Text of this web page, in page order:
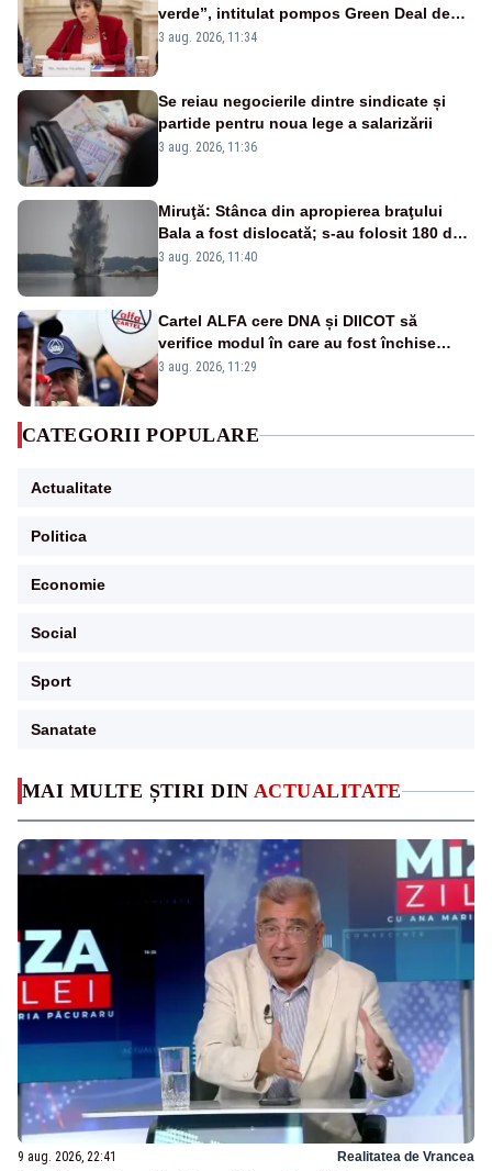
MAI MULTE ȘTIRI DIN ACTUALITATE
9 aug. 2026, 22:41 Realitatea de Vrancea
verde”, intitulat pompos Green Deal de
către Bruxelles, este în mare măsură
3 aug. 2026, 11:34
Se reiau negocierile dintre sindicate și
partide pentru noua lege a salarizării
3 aug. 2026, 11:36
Miruţă: Stânca din apropierea braţului
Bala a fost dislocată; s-au folosit 180 de
kilograme de explozibil
3 aug. 2026, 11:40
Cartel ALFA cere DNA și DIICOT să
verifice modul în care au fost închise
centralele pe cărbune
3 aug. 2026, 11:29
CATEGORII POPULARE
Actualitate
Politica
Economie
Social
Sport
Sanatate